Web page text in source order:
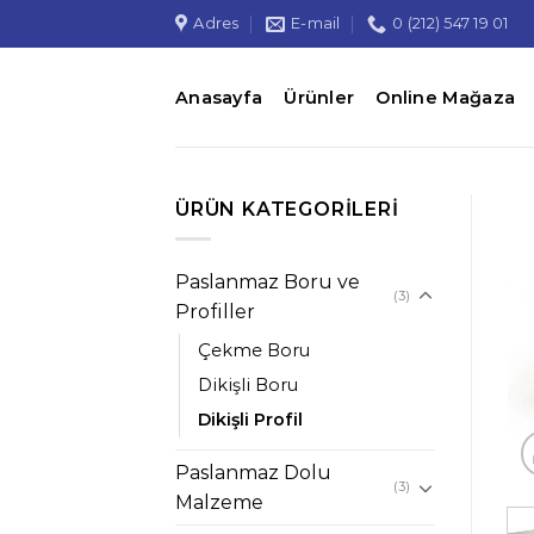
atla
Adres E-mail 0 (212) 547 19 01
Anasayfa Ürünler Online Mağaza
ÜRÜN KATEGORILERI
Paslanmaz Boru ve
Profiller
(3)
Çekme Boru
Dikişli Boru
Dikişli Profil
Paslanmaz Dolu
Malzeme
(3)